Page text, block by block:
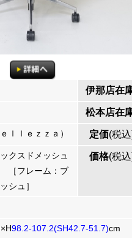
伊那店在
松本店在
ｌｌｅｚｚａ） 定価(税
クスドメッシュ
フレーム：ブ
シュ］
価格(税
98.2-107.2(SH42.7-51.7)cm